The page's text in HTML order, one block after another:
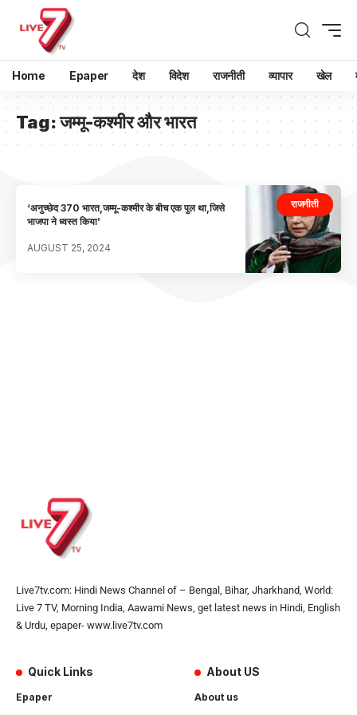
Home Epaper देश विदेश राजनीती व्यापार खेल
Tag:जम्मू-कश्मीर और भारत
राजनीती
‘अनुच्छेद 370 भारत,जम्मू-कश्मीर के बीच एक पुल था,जिसे
भाजपा ने ध्वस्त किया’
AUGUST 25, 2024
Live7tv.com: Hindi News Channel of – Bengal, Bihar, Jharkhand, World:
Live 7 TV, Morning India, Aawami News, get latest news in Hindi, English
& Urdu, epaper- www.live7tv.com
Quick Links
Epaper
About US
About us